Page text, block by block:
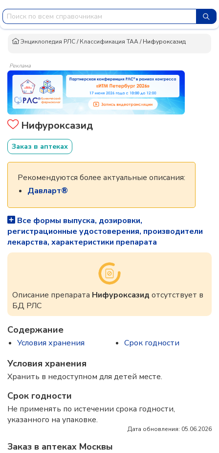
Энциклопедия РЛС/Классификация ТАА/Нифуроксазид
Реклама
Нифуроксазид
Заказ в аптеках
Рекомендуются более актуальные описания:
Давларт®
Все формы выпуска, дозировки,
регистрационные удостоверения, производители
лекарства, характеристики препарата
Описание препарата Нифуроксазид отсутствует в
БД РЛС
Содержание
Условия хранения Срок годности
Условия хранения
Хранить в недоступном для детей месте.
Срок годности
Не применять по истечении срока годности,
указанного на упаковке.
Дата обновления: 05.06.2026
Заказ в аптеках Москвы